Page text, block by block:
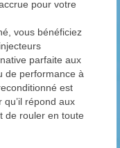
pour votre
vous bénéficiez
parfaite aux
de performance à
est
qu’il répond aux
de rouler en toute